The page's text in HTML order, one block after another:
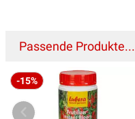
Passende Produkte...
-15%